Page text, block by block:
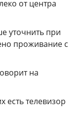
от центра
уточнить при
проживание с
на
телевизор